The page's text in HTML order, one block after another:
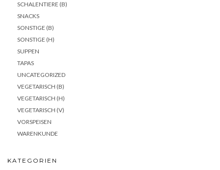
SCHALENTIERE (B)
SNACKS
SONSTIGE (B)
SONSTIGE (H)
SUPPEN
TAPAS
UNCATEGORIZED
VEGETARISCH (B)
VEGETARISCH (H)
VEGETARISCH (V)
VORSPEISEN
WARENKUNDE
KATEGORIEN